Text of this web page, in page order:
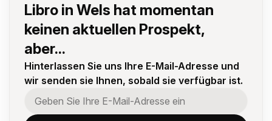
Libro in Wels hat momentan
keinen aktuellen Prospekt,
aber...
Hinterlassen Sie uns Ihre E-Mail-Adresse und
wir senden sie Ihnen, sobald sie verfügbar ist.